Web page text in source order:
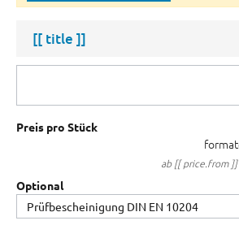
[[ title ]]
Preis pro Stück
ab [[ price.from
Optional